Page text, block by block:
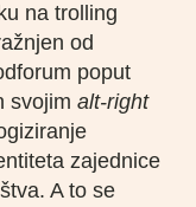
na trolling
od
poput
svojim alt-right
zajednice
A to se